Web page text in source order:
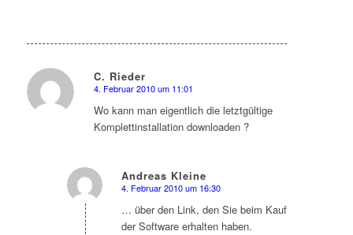
C. Rieder
sagte:
4. Februar 2010 um 11:01
Wo kann man eigentlich die letztgültige
Komplettinstallation downloaden ?
Andreas Kleine
sagte:
4. Februar 2010 um 16:30
… über den Link, den Sie beim Kauf
der Software erhalten haben.